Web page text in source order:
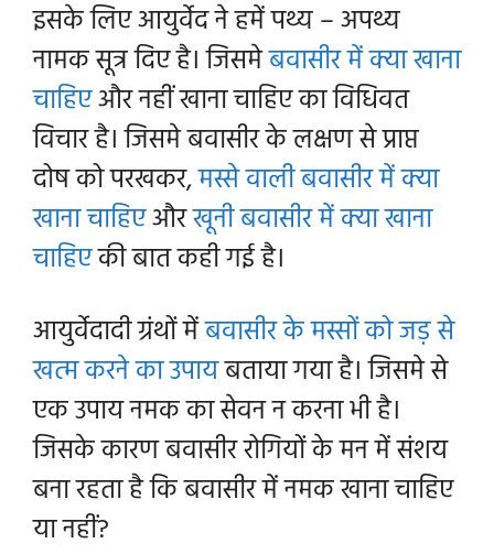
इसके लिए आयुर्वेद ने हमें पथ्य – अपथ्य
नामक सूत्र दिए है। जिसमेबवासीर में क्या खाना
चाहिएऔर नहीं खाना चाहिए का विधिवत
विचार है। जिसमे बवासीर के लक्षण से प्राप्त
दोष को परखकर,मस्से वाली बवासीर में क्या
खाना चाहिएऔरखूनी बवासीर में क्या खाना
चाहिएकी बात कही गई है।
आयुर्वेदादी ग्रंथों मेंबवासीर के मस्सों को जड़ से
खत्म करने का उपायबताया गया है। जिसमे से
एक उपाय नमक का सेवन न करना भी है।
जिसके कारण बवासीर रोगियों के मन में संशय
बना रहता है कि बवासीर में नमक खाना चाहिए
या नहीं?